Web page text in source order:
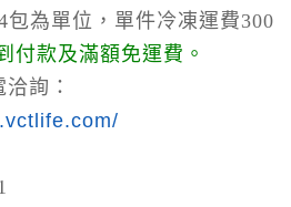
包為單位，單件冷凍運費300
付款及滿額免運費。
詢：